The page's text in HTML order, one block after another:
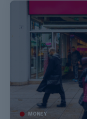
MONEY